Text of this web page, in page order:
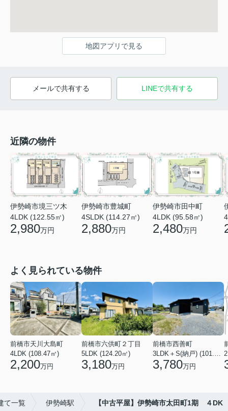
地図アプリで見る
メールで共有する LINEで共有する
近隣の物件
伊勢崎市境三ツ木
4LDK (122.55㎡)
2,980万円
伊勢崎市豊城町
4SLDK (114.27㎡)
2,880万円
伊勢崎市田中町
4LDK (95.58㎡)
2,480万円
よく見られている物件
前橋市天川大島町
4LDK (108.47㎡)
2,200万円
前橋市六供町２丁目
5LDK (124.20㎡)
3,180万円
前橋市西善町
3,780万円
て一覧 伊勢崎駅 【中古平屋】伊勢崎市太田町1期 ４DK